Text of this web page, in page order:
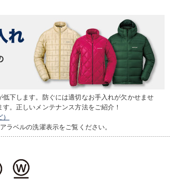
下します。防ぐには適切なお手入れが欠かせませ
。正しいメンテナンス方法をご紹介！
ベルの洗濯表示をご覧ください。